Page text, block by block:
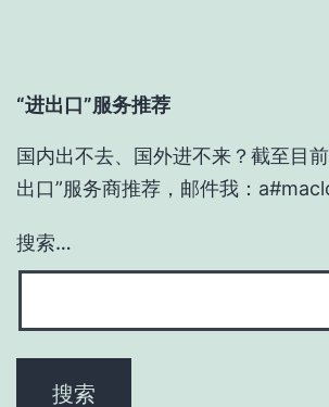
“进出口”服务推荐
国内出不去、国外进不来？截至目
出口”服务商推荐，邮件我：
搜索…